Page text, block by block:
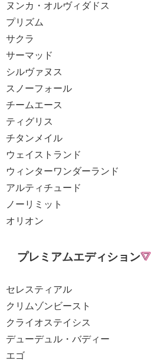
ヌンカ・オルヴィダドス
プリズム
サクラ
サーマッド
シルヴァヌス
スノーフォール
チームエース
ティグリス
チタンメイル
ウェイストランド
ウィンターワンダーランド
アルティチュード
ノーリミット
オリオン
プレミアムエディション
セレスティアル
クリムゾンビースト
クライオステイシス
デューデュル・バディー
エゴ